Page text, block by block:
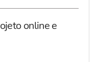
online e